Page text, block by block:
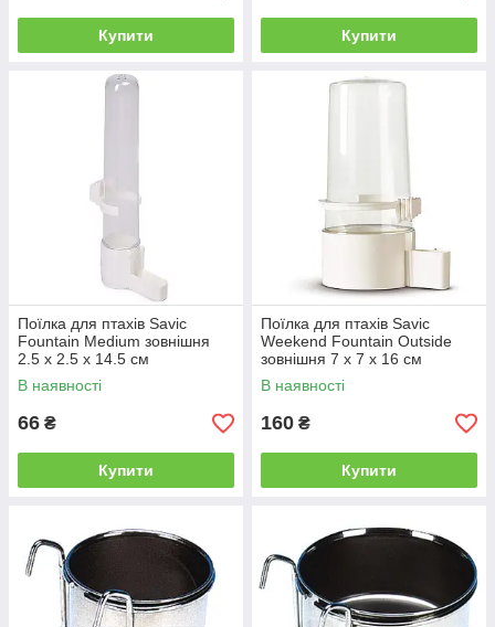
Купити Купити
Поїлка для птахів Savic
Fountain Medium зовнішня
2.5 х 2.5 х 14.5 см
В наявності
66 ₴
Купити
Поїлка для птахів Savic
Weekend Fountain Outside
зовнішня 7 х 7 х 16 см
В наявності
160 ₴
Купити